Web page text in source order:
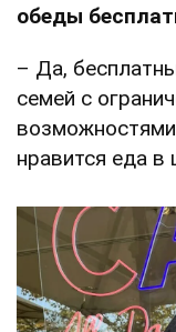
обеды
– Да,
семей с
нравится еда в